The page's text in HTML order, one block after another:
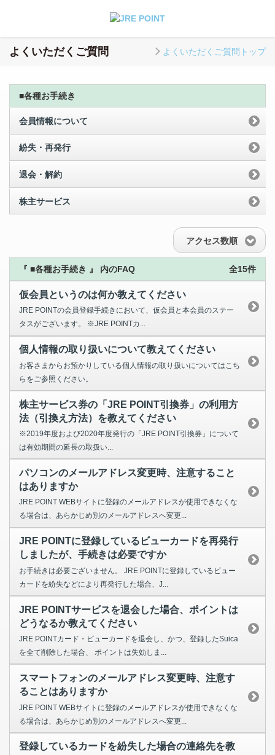
よくいただくご質問 よくいただくご質問トップ
■各種お手続き
会員情報について
紛失・再発行
退会・解約
株主サービス
アクセス数順
『 ■各種お手続き 』 内のFAQ 全15件
仮会員というのは何か教えてください
JRE POINTの会員登録手続きにおいて、仮会員と本会員のステー
タスがございます。 ※JRE POINTカ...
個人情報の取り扱いについて教えてください
お客さまからお預かりしている個人情報の取り扱いについてはこち
らをご参照ください。
株主サービス券の「JRE POINT引換券」の利用方
法（引換え方法）を教えてください
※2019年度および2020年度発行の「JRE POINT引換券」について
は有効期間の延長の取扱い...
パソコンのメールアドレス変更時、注意すること
はありますか
JRE POINT WEBサイトに登録のメールアドレスが使用できなくな
る場合は、あらかじめ別のメールアドレスへ変更...
JRE POINTに登録しているビューカードを再発行
しましたが、手続きは必要ですか
お手続きは必要ございません。 JRE POINTに登録しているビュー
カードを紛失などにより再発行した場合、J...
JRE POINTサービスを退会した場合、ポイントは
どうなるか教えてください
JRE POINTカード・ビューカードを退会し、かつ、登録したSuica
を全て削除した場合、 ポイントは失効しま...
スマートフォンのメールアドレス変更時、注意す
ることはありますか
JRE POINT WEBサイトに登録のメールアドレスが使用できなくな
る場合は、あらかじめ別のメールアドレスへ変更...
登録しているカードを紛失した場合の連絡先を教